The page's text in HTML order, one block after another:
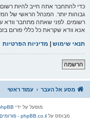
כדי להתחבר אתה חייב להיות
גבוהות יותר. המנהל הראשי של
רשומים. לפני שאתה מתחבר וודא
אנא וודא שקראת כל כללי פורום
תנאי שימוש | מדיניות הפרטיות
הרשמה
מסע אל העבר עמוד ראשי
מופעל על ידי
מבוסס עלphpBB.co.il - פורומים בעברית